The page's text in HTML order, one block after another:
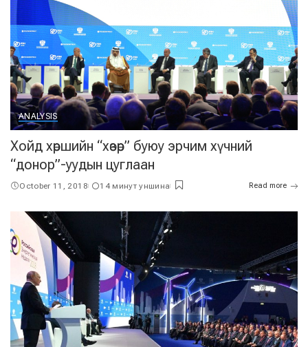
ANALYSIS
Хойд хөршийн “хөзөр” буюу эрчим хүчний
“донор”-уудын цуглаан
October 11, 2018 14 минут уншина Read more